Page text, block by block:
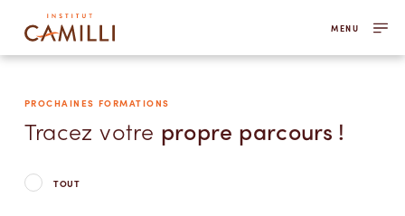
MENU
PROCHAINES FORMATIONS
Tracez votre propre parcours !
TOUT